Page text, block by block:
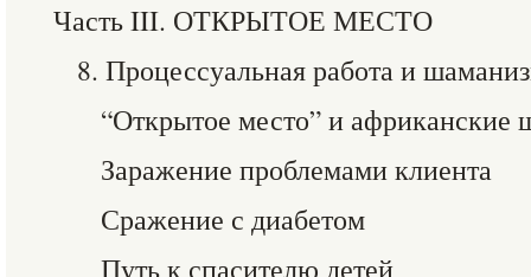
Часть III. ОТКРЫТОЕ МЕСТО
8. Процессуальная работа и
“Открытое место” и африканские
Заражение проблемами клиента
Сражение с диабетом
Путь к спасителю детей